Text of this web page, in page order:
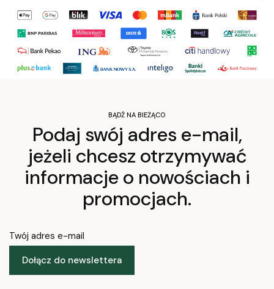
BĄDŹ NA BIEŻĄCO
Podaj swój adres e-mail,
jeżeli chcesz otrzymywać
informacje o nowościach i
promocjach.
Twój adres e-mail
Dołącz do newslettera